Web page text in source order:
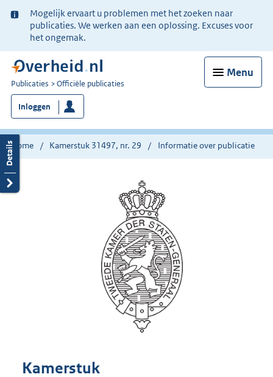
Ter
informatie:
Mogelijk ervaart u problemen met het zoeken naar
publicaties. We werken aan een oplossing. Excuses voor
het ongemak.
Menu
U
bent
nu
hier:
Publicaties Officiële publicaties
Inloggen
Home Kamerstuk 31497, nr. 29 Informatie over publicatie
Kamerstuk